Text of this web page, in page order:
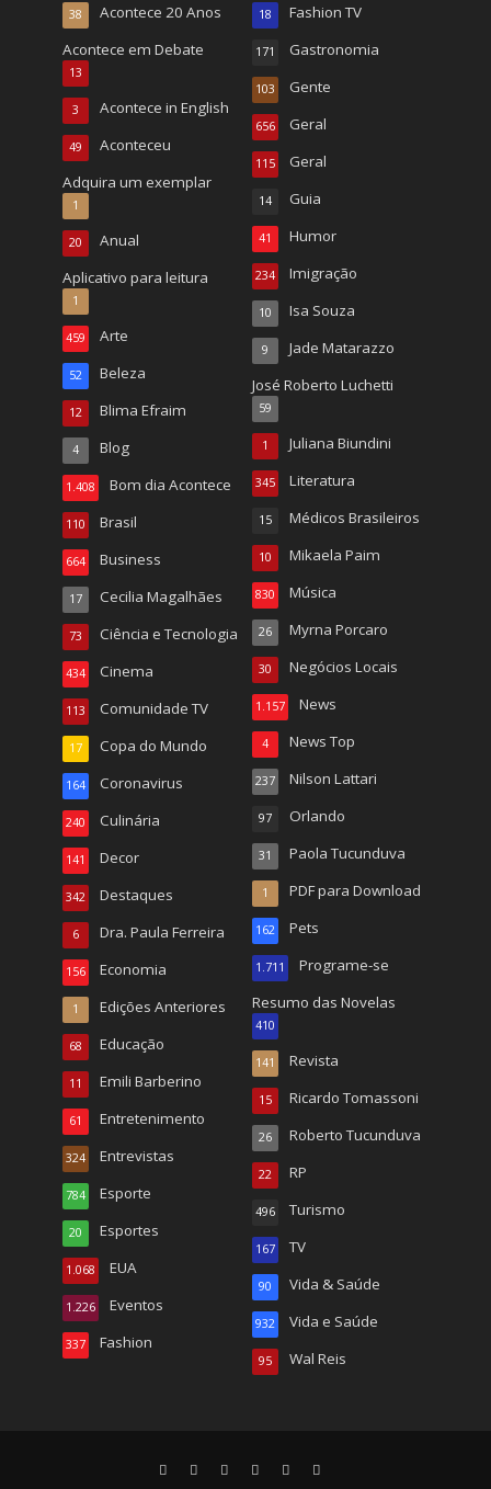
Acontece 20 Anos
38
Acontece em Debate
13
Acontece in English
3
Aconteceu
49
Adquira um exemplar
1
Anual
20
Aplicativo para leitura
1
Arte
459
Beleza
52
Blima Efraim
12
Blog
4
Bom dia Acontece
1.408
Brasil
110
Business
664
Cecilia Magalhães
17
Ciência e Tecnologia
73
Cinema
434
Comunidade TV
113
Copa do Mundo
17
Coronavirus
164
Culinária
240
Decor
141
Destaques
342
Dra. Paula Ferreira
6
Economia
156
Edições Anteriores
1
Educação
68
Emili Barberino
11
Entretenimento
61
Entrevistas
324
Esporte
784
Esportes
20
EUA
1.068
Eventos
1.226
Fashion
337
Fashion TV
18
Gastronomia
171
Gente
103
Geral
656
Geral
115
Guia
14
Humor
41
Imigração
234
Isa Souza
10
Jade Matarazzo
9
José Roberto Luchetti
59
Juliana Biundini
1
Literatura
345
Médicos Brasileiros
15
Mikaela Paim
10
Música
830
Myrna Porcaro
26
Negócios Locais
30
News
1.157
News Top
4
Nilson Lattari
237
Orlando
97
Paola Tucunduva
31
PDF para Download
1
Pets
162
Programe-se
1.711
Resumo das Novelas
410
Revista
141
Ricardo Tomassoni
15
Roberto Tucunduva
26
RP
22
Turismo
496
TV
167
Vida & Saúde
90
Vida e Saúde
932
Wal Reis
95